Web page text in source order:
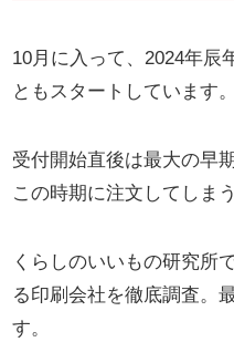
10月に入って、2024年辰
ともスタートしています。
受付開始直後は最大の早
この時期に注文してしま
くらしのいいもの研究所
る印刷会社を徹底調査。
す。